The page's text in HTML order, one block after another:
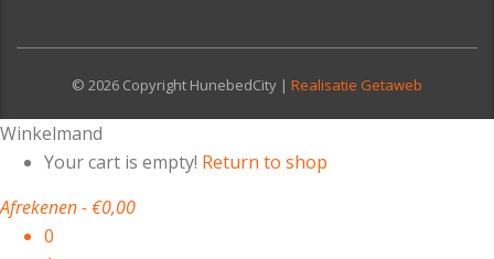
© 2026 Copyright HunebedCity | Realisatie Getaweb
Winkelmand
Your cart is empty! Return to shop
Afrekenen-€0,00
0